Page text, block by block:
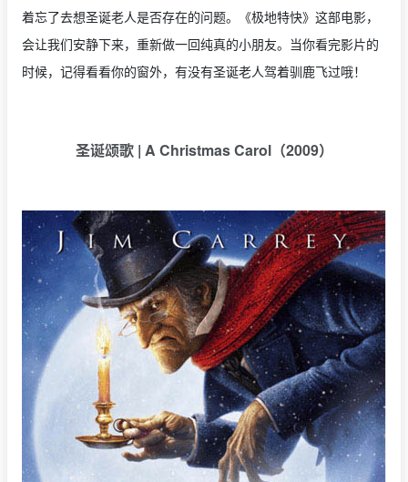
着忘了去想圣诞老人是否存在的问题。《极地特快》这部电影，
会让我们安静下来，重新做一回纯真的小朋友。当你看完影片的
时候，记得看看你的窗外，有没有圣诞老人驾着驯鹿飞过哦！
圣诞颂歌 | A Christmas Carol（2009）